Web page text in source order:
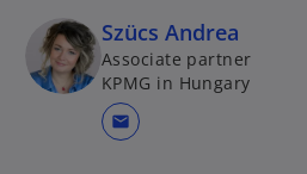
Szücs Andrea
Associate partner
KPMG in Hungary
mail